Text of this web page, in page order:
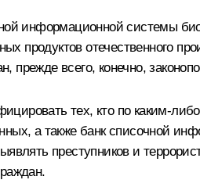
информационной системы
продуктов отечественного
прежде всего, конечно,
тех, кто по
а также банк списочной
преступников и